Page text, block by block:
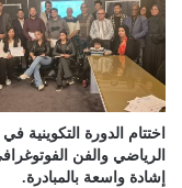
اختتام الدورة التكوينية في
الرياضي والفن
إشادة واسعة بالمبادرة.